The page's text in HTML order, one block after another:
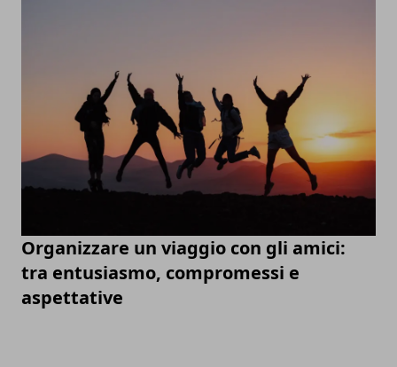
Organizzare un viaggio con gli amici:
tra entusiasmo, compromessi e
aspettative